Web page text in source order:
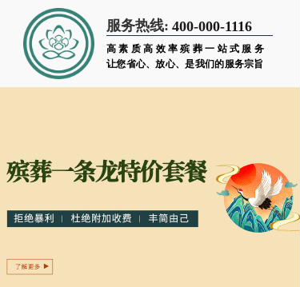
服务热线: 400-000-1116
高素质高效率殡葬一站式服务
让您省心、放心、是我们的服务宗旨